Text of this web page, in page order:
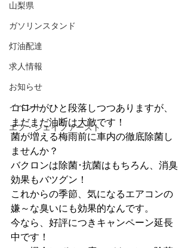
山梨県
ガソリンスタンド
灯油配達
求人情報
お知らせ
イベント
エフ・ジェイファースト
コロナがひと段落しつつありますが、
まだまだ油断は大敵です！
菌が増える梅雨前に車内の徹底除菌し
ませんか？
バクロンは除菌･抗菌はもちろん、消臭
効果もバツグン！
これからの季節、気になるエアコンの
嫌～な臭いにも効果的なんです。
今なら、好評につきキャンペーン延長
中です！